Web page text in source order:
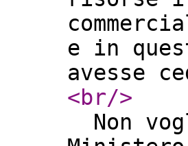
e in
avesse
<br/>
Non